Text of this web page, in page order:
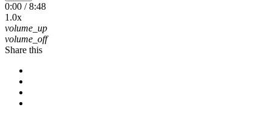
0:00 / 8:48
1.0x
volume_up
volume_off
Share this